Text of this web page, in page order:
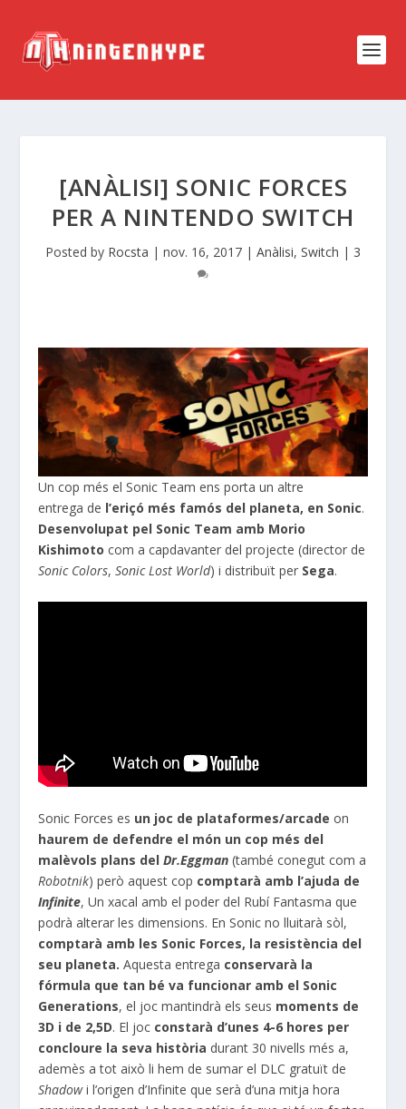
[ANÀLISI] SONIC FORCES
PER A NINTENDO SWITCH
Posted by Rocsta | nov. 16, 2017 | Anàlisi, Switch | 3
Un cop més elSonic Team ens porta un altre
entrega de l’eriçó més famós del planeta, en Sonic.
Desenvolupat pel Sonic Team amb Morio
Kishimoto com a capdavanter del projecte (director de
SonicColors,Sonic Lost World) i distribuït per Sega.
Sonic Forceses un joc de plataformes/arcade on
haurem de defendre el món un cop més del
malèvols plans delDr.Eggman (també conegut com a
Robotnik) però aquest cop comptarà amb l’ajuda de
Infinite, Un xacal amb el poder del Rubí Fantasma que
podrà alterar les dimensions. EnSonic no lluitarà sòl,
comptarà amb les Sonic Forces, la resistència del
seu planeta. Aquesta entrega conservarà la
fórmula que tan bé va funcionar amb el Sonic
Generations, el joc mantindrà els seus moments de
3D i de 2,5D. El joc constarà d’unes 4-6 hores per
concloure la seva història durant 30 nivells més a,
ademès a tot això li hem de sumar el DLC gratuït de
Shadowi l’origen d’Infinite que serà d’una mitja hora